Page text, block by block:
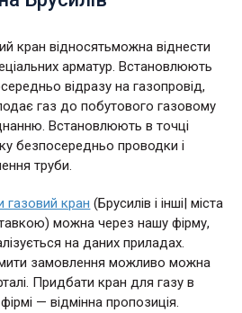
кран відносятьможна віднести
арматур. Встановлюють
відразу на газопровід,
газ до побутового газовому
Встановлюють в точці
безпосередньо проводки і
труби.
газовий кран (Брусилів і інші| міста
можна через нашу фірму,
на даних приладах.
замовлення можливо можна
Придбати кран для газу в
— відмінна пропозиція.